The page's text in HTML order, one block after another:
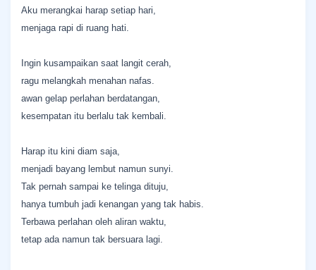
Aku merangkai harap setiap hari,
menjaga rapi di ruang hati.
Ingin kusampaikan saat langit cerah,
ragu melangkah menahan nafas.
awan gelap perlahan berdatangan,
kesempatan itu berlalu tak kembali.
Harap itu kini diam saja,
menjadi bayang lembut namun sunyi.
Tak pernah sampai ke telinga dituju,
hanya tumbuh jadi kenangan yang tak habis.
Terbawa perlahan oleh aliran waktu,
tetap ada namun tak bersuara lagi.